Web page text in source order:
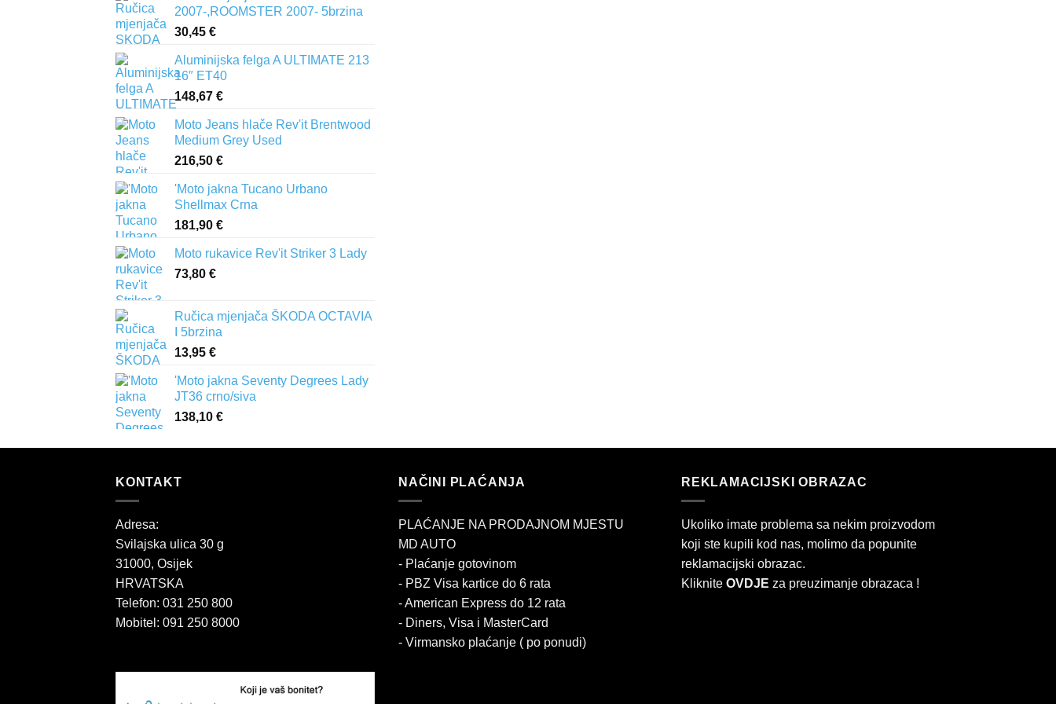
2007-,ROOMSTER 2007- 5brzina
30,45 €
Aluminijska felga A ULTIMATE 213
16″ ET40
148,67 €
Moto Jeans hlače Rev'it Brentwood
Medium Grey Used
216,50 €
'Moto jakna Tucano Urbano
Shellmax Crna
181,90 €
Moto rukavice Rev'it Striker 3 Lady
73,80 €
Ručica mjenjača ŠKODA OCTAVIA
I 5brzina
13,95 €
'Moto jakna Seventy Degrees Lady
JT36 crno/siva
138,10 €
KONTAKT
Adresa:
Svilajska ulica 30 g
31000, Osijek
HRVATSKA
Telefon: 031 250 800
Mobitel: 091 250 8000
NAČINI PLAĆANJA
PLAĆANJE NA PRODAJNOM MJESTU
MD AUTO
- Plaćanje gotovinom
- PBZ Visa kartice do 6 rata
- American Express do 12 rata
- Diners, Visa i MasterCard
- Virmansko plaćanje ( po ponudi)
REKLAMACIJSKI OBRAZAC
Ukoliko imate problema sa nekim proizvodom
koji ste kupili kod nas, molimo da popunite
reklamacijski obrazac.
Kliknite OVDJE za preuzimanje obrazaca !